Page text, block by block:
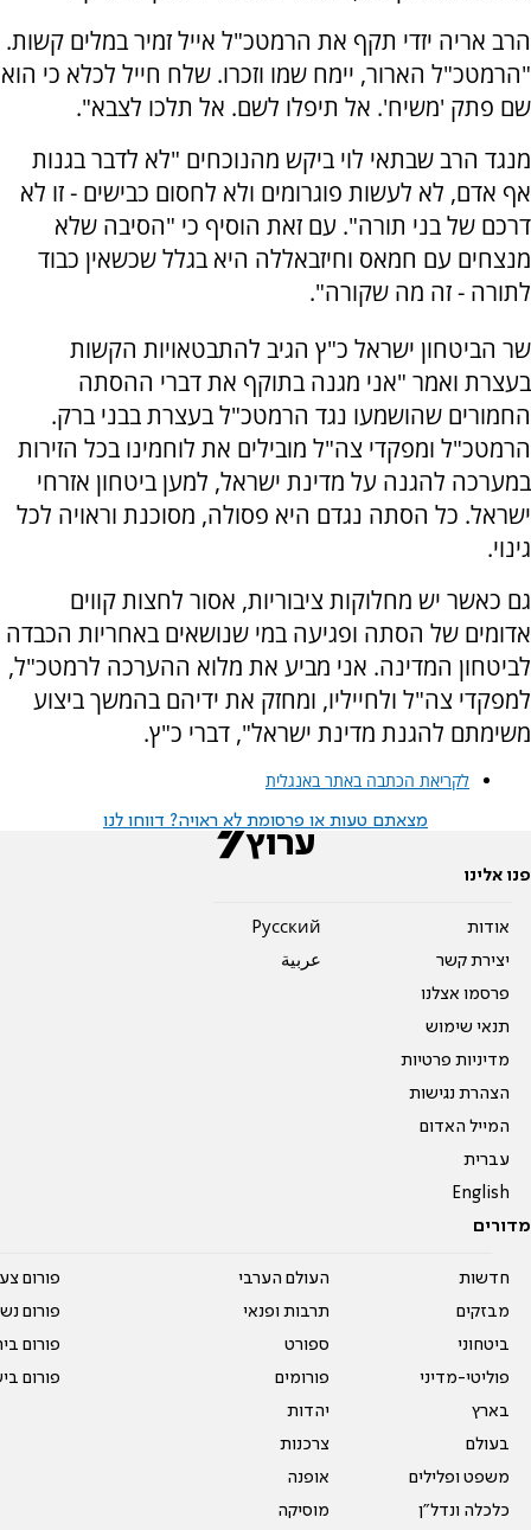
הרב אריה יזדי תקף את הרמטכ"ל אייל זמיר במלים קשות.
"הרמטכ"ל הארור, יימח שמו וזכרו. שלח חייל לכלא כי הוא
שם פתק 'משיח'. אל תיפלו לשם. אל תלכו לצבא".
מנגד הרב שבתאי לוי ביקש מהנוכחים "לא לדבר בגנות
אף אדם, לא לעשות פוגרומים ולא לחסום כבישים - זו לא
דרכם של בני תורה". עם זאת הוסיף כי "הסיבה שלא
מנצחים עם חמאס וחיזבאללה היא בגלל שכשאין כבוד
לתורה - זה מה שקורה".
שר הביטחון ישראל כ"ץ הגיב להתבטאויות הקשות
בעצרת ואמר "אני מגנה בתוקף את דברי ההסתה
החמורים שהושמעו נגד הרמטכ"ל בעצרת בבני ברק.
הרמטכ"ל ומפקדי צה"ל מובילים את לוחמינו בכל הזירות
במערכה להגנה על מדינת ישראל, למען ביטחון אזרחי
ישראל. כל הסתה נגדם היא פסולה, מסוכנת וראויה לכל
גינוי.
גם כאשר יש מחלוקות ציבוריות, אסור לחצות קווים
אדומים של הסתה ופגיעה במי שנושאים באחריות הכבדה
לביטחון המדינה. אני מביע את מלוא ההערכה לרמטכ"ל,
למפקדי צה"ל ולחייליו, ומחזק את ידיהם בהמשך ביצוע
משימתם להגנת מדינת ישראל", דברי כ"ץ.
לקריאת הכתבה באתר באנגלית
מצאתם טעות או פרסומת לא ראויה? דווחו לנו
פנו אלינו
אודות
יצירת קשר
פרסמו אצלנו
תנאי שימוש
מדיניות פרטיות
הצהרת נגישות
המייל האדום
עברית
English
Pусский
عربية
מדורים
חדשות
מבזקים
ביטחוני
פוליטי-מדיני
בארץ
בעולם
משפט ופלילים
כלכלה ונדל"ן
העולם הערבי
תרבות ופנאי
ספורט
פורומים
יהדות
צרכנות
אופנה
מוסיקה
פורום
פורום
פורום
פורום